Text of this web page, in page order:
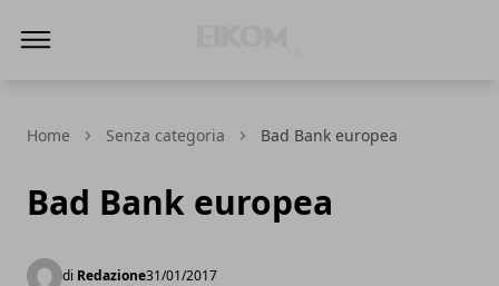
Home Senza categoria Bad Bank europea
Bad Bank europea
di Redazione31/01/2017